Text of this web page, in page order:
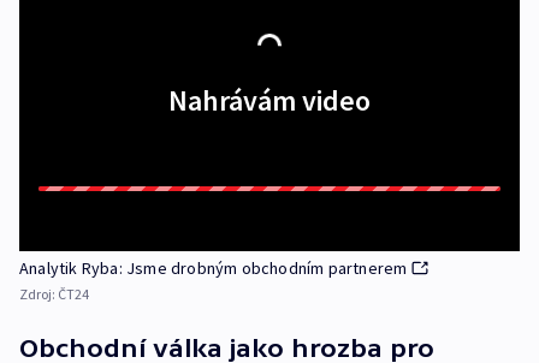
Nahrávám video
Analytik Ryba: Jsme drobným obchodním partnerem
Zdroj: ČT24
Obchodní válka jako hrozba pro